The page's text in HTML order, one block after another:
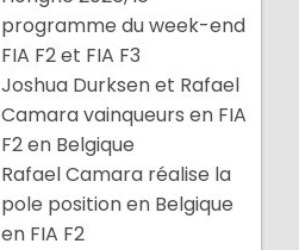
programme du week-end
FIA F2 et FIA F3
Joshua Durksen et Rafael
Camara vainqueurs en FIA
F2 en Belgique
Rafael Camara réalise la
pole position en Belgique
en FIA F2